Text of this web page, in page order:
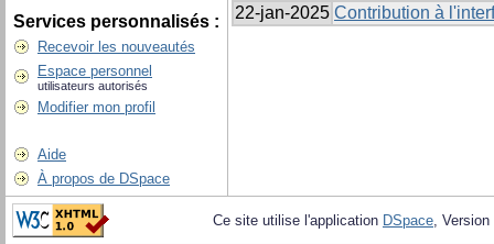
Services personnalisés :
Recevoir les nouveautés
Espace personnel
utilisateurs autorisés
Modifier mon profil
Aide
À propos de DSpace
22-jan-2025 Contribution à
Ce site utilise l'application DSpace,